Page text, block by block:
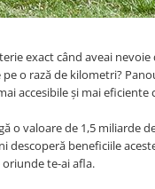
exact când aveai
o rază de kilometri?
accesibile și mai eficiente
o valoare de 1,5 miliarde
descoperă beneficiile
te-ai afla.